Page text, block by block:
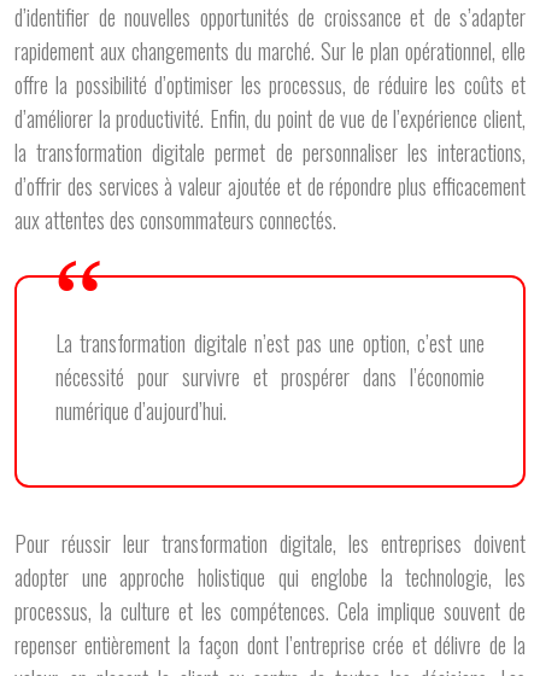
d’identifier de nouvelles opportunités de croissance et de s’adapter
rapidement aux changements du marché. Sur le plan opérationnel, elle
offre la possibilité d’optimiser les processus, de réduire les coûts et
d’améliorer la productivité. Enfin, du point de vue de l’expérience client,
la transformation digitale permet de personnaliser les interactions,
d’offrir des services à valeur ajoutée et de répondre plus efficacement
aux attentes des consommateurs connectés.
La transformation digitale n’est pas une option, c’est une
nécessité pour survivre et prospérer dans l’économie
numérique d’aujourd’hui.
Pour réussir leur transformation digitale, les entreprises doivent
adopter une approche holistique qui englobe la technologie, les
processus, la culture et les compétences. Cela implique souvent de
repenser entièrement la façon dont l’entreprise crée et délivre de la